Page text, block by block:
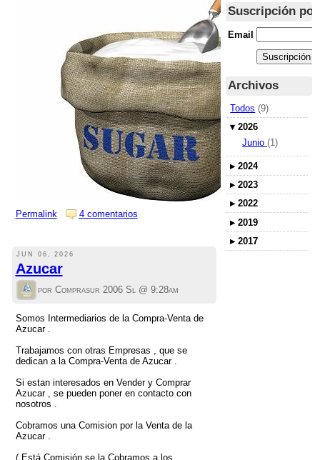
Permalink 4 comentarios
JUN 06, 2026
Azucar
por Comprasur 2006 Sl @ 9:28am
Somos Intermediarios de la Compra-Venta de
Azucar .
Trabajamos con otras Empresas , que se
dedican a la Compra-Venta de Azucar .
Si estan interesados en Vender y Comprar
Azucar , se pueden poner en contacto con
nosotros .
Cobramos una Comision por la Venta de la
Azucar .
( Está Comisión se la Cobramos a los
Suscripción
Email
Archivos
Todos (9)
▾ 2026
Junio(1)
▸ 2024
▸ 2023
▸ 2022
▸ 2019
▸ 2017